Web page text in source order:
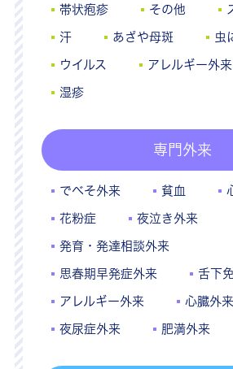
帯状疱疹 その他
汗 あざや母斑 虫
ウイルス アレルギー外来
湿疹
専門外来
でべそ外来 貧血
花粉症 夜泣き外来
発育・発達相談外来
思春期早発症外来 舌下
アレルギー外来 心臓外来
夜尿症外来 肥満外来